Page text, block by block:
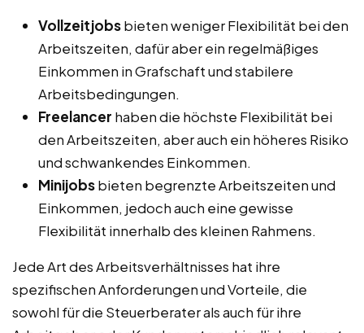
Vollzeitjobsbieten weniger Flexibilität bei den
Arbeitszeiten, dafür aber ein regelmäßiges
Einkommen in Grafschaft und stabilere
Arbeitsbedingungen.
Freelancer haben die höchste Flexibilität bei
den Arbeitszeiten, aber auch ein höheres Risiko
und schwankendes Einkommen.
Minijobsbieten begrenzte Arbeitszeiten und
Einkommen, jedoch auch eine gewisse
Flexibilität innerhalb des kleinen Rahmens.
Jede Art des Arbeitsverhältnisses hat ihre
spezifischen Anforderungen und Vorteile, die
sowohl für die Steuerberater als auch für ihre